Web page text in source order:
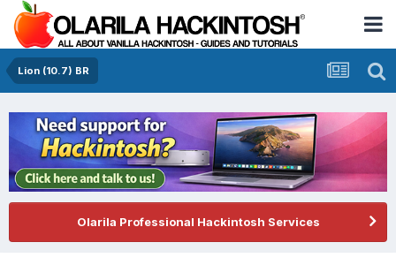
Lion (10.7) BR
Olarila Professional Hackintosh Services